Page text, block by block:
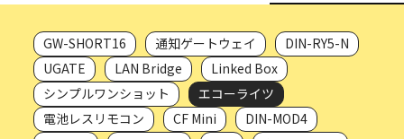
GW-SHORT16 通知ゲートウェイ
DIN-RY5-N
UGATE
LAN Bridge
Linked Box
シンプルワンショット
エコーライツ
電池レスリモコン
CF Mini
DIN-MOD4